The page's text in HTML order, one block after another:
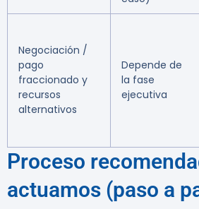
Negociación /
pago
fraccionado y
recursos
alternativos
Depende de
la fase
ejecutiva
Proceso
actuamos (paso a